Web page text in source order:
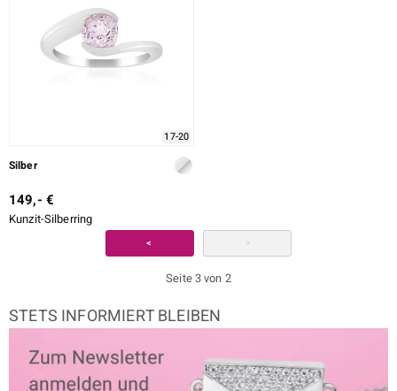
17-20
Silber
149,- €
Kunzit-Silberring
< >
Seite 3 von 2
STETS INFORMIERT BLEIBEN